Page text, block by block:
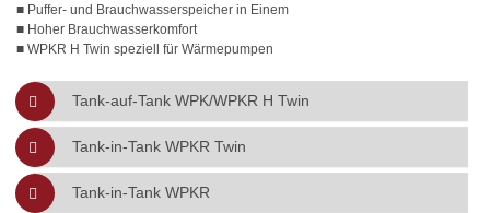
■ Puffer- und Brauchwasserspeicher in Einem
■ Hoher Brauchwasserkomfort
■ WPKR H Twin speziell für Wärmepumpen
Tank-auf-Tank WPK/WPKR H Twin
Tank-in-Tank WPKR Twin
Tank-in-Tank WPKR